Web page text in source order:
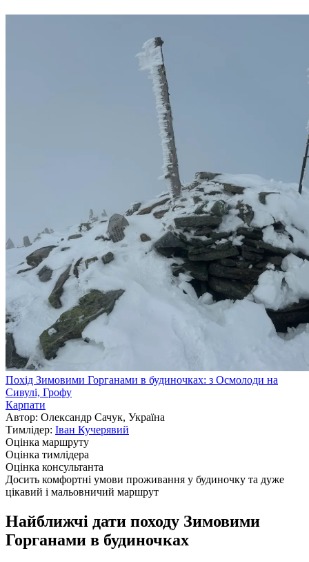
Похід Зимовими Горганами в будиночках: з Осмолоди на
Сивулі, Грофу
Карпати
Автор: Олександр Сачук, Україна
Тимлідер: Іван Кучерявий
Оцінка маршруту
Оцінка тимлідера
Оцінка консультанта
Досить комфортні умови проживання у будиночку та дуже
цікавий і мальовничий маршрут
Найближчі дати походу Зимовими
Горганами в будиночках